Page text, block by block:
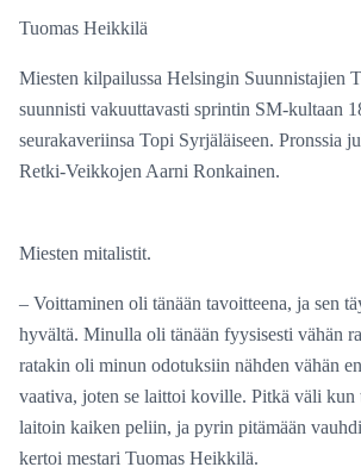
Tuomas Heikkilä
Miesten kilpailussa Helsingin Suunnistajien
suunnisti vakuuttavasti sprintin SM-kultaan
seurakaveriinsa Topi Syrjäläiseen. Pronssia
Retki-Veikkojen Aarni Ronkainen.
Miesten mitalistit.
– Voittaminen oli tänään tavoitteena, ja sen
hyvältä. Minulla oli tänään fyysisesti vähän
ratakin oli minun odotuksiin nähden vähän
vaativa, joten se laittoi koville. Pitkä väli kun
laitoin kaiken peliin, ja pyrin pitämään
kertoi mestari Tuomas Heikkilä.